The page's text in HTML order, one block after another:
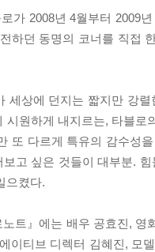
로가 2008년 4월부터 2009
하던 동명의 코너를 직접
세상에 던지는 짧지만 강
시원하게 내지르는, 타블
또 다르게 특유의 감수성
고 싶은 것들이 대부분.
으켰다.
트』에는 배우 공효진,
이티브 디렉터 김혜진, 모